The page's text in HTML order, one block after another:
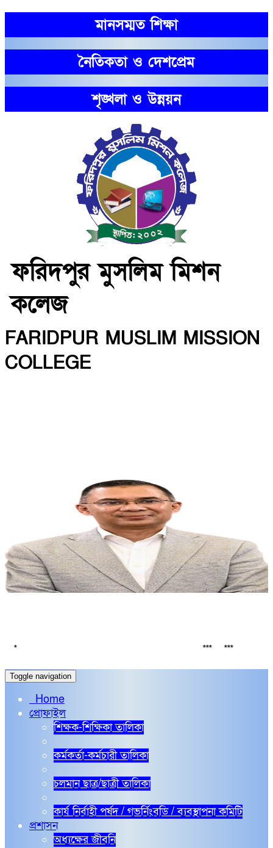
মানসম্মত শিক্ষা
নৈতিকতা ও দেশপ্রেম
শৃঙ্খলা ও উন্নয়ন
ফরিদপুর মুসলিম মিশন
কলেজ
FARIDPUR MUSLIM MISSION
COLLEGE
2026 Board Exam routine ***নির্বাচনি
Toggle navigation
Home
প্রোফাইল
শিক্ষক-শিক্ষিকা তালিকা
কর্মকর্তা-কর্মচারী তালিকা
চলমান ছাত্র/ছাত্রী তালিকা
কার্য নির্বাহী পর্ষদ / গভর্নিংবডি / ব্যবস্থাপনা কমিটি
প্রশাসন
অধ্যক্ষের জীবনি